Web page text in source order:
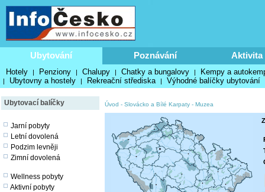
Ubytování Poznávání Aktivita
Hotely | Penziony | Chalupy | Chatky a bungalovy | Kempy a
| Ubytovny a hostely | Rekreační střediska | Výhodné balíčky ubytování
Ubytovací balíčky
Jarní pobyty
Letní dovolená
Podzim levněji
Zimní dovolená
Wellness pobyty
Aktivní pobyty
Úvod - Slovácko a Bílé Karpaty - Muzea